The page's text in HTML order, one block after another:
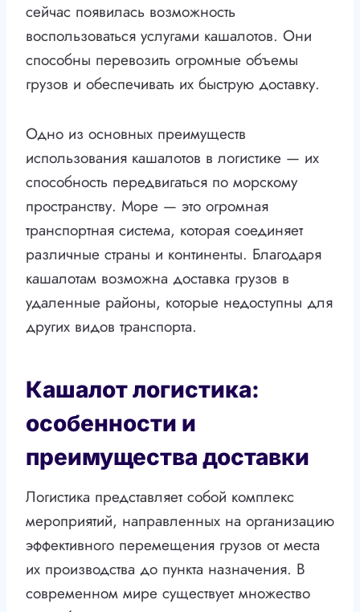
сейчас появилась возможность
воспользоваться услугами кашалотов. Они
способны перевозить огромные объемы
грузов и обеспечивать их быструю доставку.
Одно из основных преимуществ
использования кашалотов в логистике — их
способность передвигаться по морскому
пространству. Море — это огромная
транспортная система, которая соединяет
различные страны и континенты. Благодаря
кашалотам возможна доставка грузов в
удаленные районы, которые недоступны для
других видов транспорта.
Кашалот логистика:
особенности и
преимущества доставки
Логистика представляет собой комплекс
мероприятий, направленных на организацию
эффективного перемещения грузов от места
их производства до пункта назначения. В
современном мире существует множество